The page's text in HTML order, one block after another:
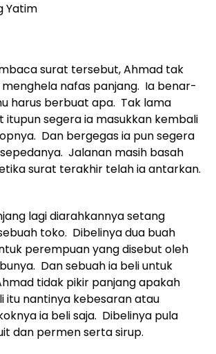
Yatim
surat tersebut, Ahmad tak
nafas panjang. Ia benar-
harus berbuat apa. Tak lama
itupun segera ia masukkan kembali
Dan bergegas ia pun segera
Jalanan masih basah
surat terakhir telah ia antarkan.
lagi diarahkannya setang
toko. Dibelinya dua buah
perempuan yang disebut oleh
Dan sebuah ia beli untuk
tidak pikir panjang apakah
itu nantinya kebesaran atau
ia beli saja. Dibelinya pula
dan permen serta sirup.